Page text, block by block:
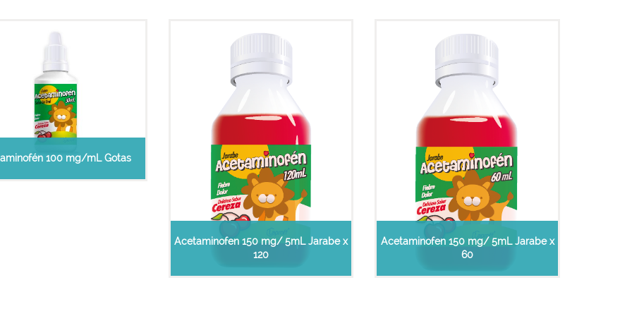
100 mg/mL Gotas
Acetaminofen 150 mg/ 5mL Jarabe x
120
Acetaminofen 150 mg/ 5mL Jarabe x
60